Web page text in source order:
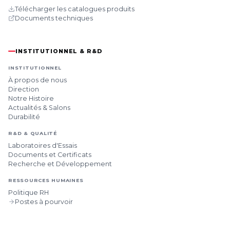
Télécharger les catalogues produits
Documents techniques
INSTITUTIONNEL & R&D
INSTITUTIONNEL
À propos de nous
Direction
Notre Histoire
Actualités & Salons
Durabilité
R&D & QUALITÉ
Laboratoires d'Essais
Documents et Certificats
Recherche et Développement
RESSOURCES HUMAINES
Politique RH
Postes à pourvoir